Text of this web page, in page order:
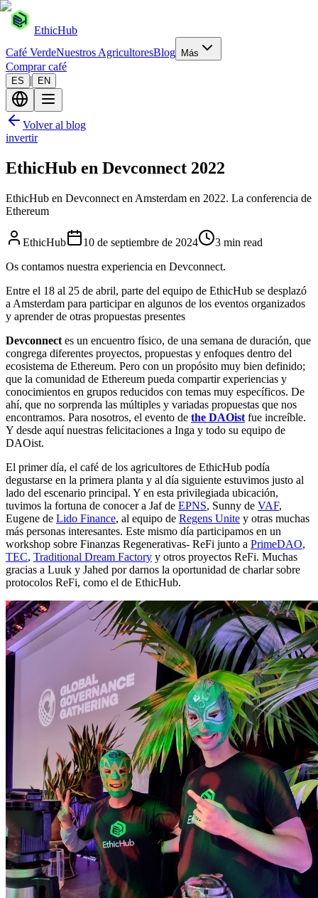
EthicHub
Café VerdeNuestros AgricultoresBlog Más
Comprar café
ES | EN
Volver al blog
invertir
EthicHub en Devconnect 2022
EthicHub en Devconnect en Amsterdam en 2022. La conferencia de
Ethereum
EthicHub 10 de septiembre de 2024
3 min read
Os contamos nuestra experiencia en Devconnect.
Entre el 18 al 25 de abril, parte del equipo de EthicHub se desplazó
a Amsterdam para participar en algunos de los eventos organizados
y aprender de otras propuestas presentes
Devconnect es un encuentro físico, de una semana de duración, que
congrega diferentes proyectos, propuestas y enfoques dentro del
ecosistema de Ethereum. Pero con un propósito muy bien definido;
que la comunidad de Ethereum pueda compartir experiencias y
conocimientos en grupos reducidos con temas muy específicos. De
ahí, que no sorprenda las múltiples y variadas propuestas que nos
encontramos. Para nosotros, el evento de the DAOist fue increíble.
Y desde aquí nuestras felicitaciones a Inga y todo su equipo de
DAOist.
El primer día, el café de los agricultores de EthicHub podía
degustarse en la primera planta y al día siguiente estuvimos justo al
lado del escenario principal. Y en esta privilegiada ubicación,
tuvimos la fortuna de conocer a Jaf de EPNS, Sunny de VAF,
Eugene de Lido Finance, al equipo de Regens Unite y otras muchas
más personas interesantes. Este mismo día participamos en un
workshop sobre Finanzas Regenerativas- ReFi junto a PrimeDAO,
TEC, Traditional Dream Factory y otros proyectos ReFi. Muchas
gracias a Luuk y Jahed por darnos la oportunidad de charlar sobre
protocolos ReFi, como el de EthicHub.